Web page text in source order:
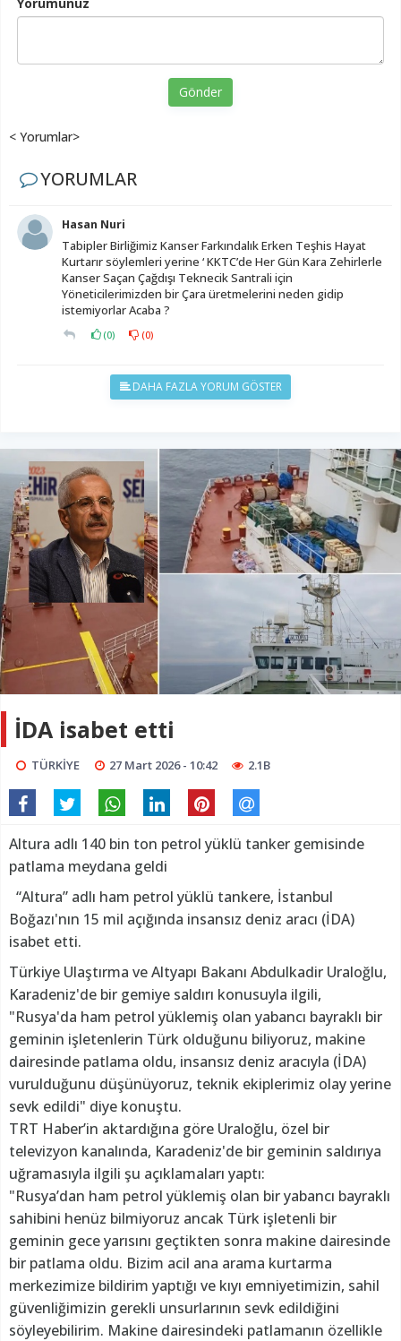
Yorumunuz
Gönder
< Yorumlar>
YORUMLAR
Hasan Nuri
Tabipler Birliğimiz Kanser Farkındalık Erken Teşhis Hayat
Kurtarır söylemleri yerine ‘ KKTC’de Her Gün Kara Zehirlerle
Kanser Saçan Çağdışı Teknecik Santrali için
Yöneticilerimizden bir Çara üretmelerini neden gidip
istemiyorlar Acaba ?
(0) (0)
DAHA FAZLA YORUM GÖSTER
İDA isabet etti
TÜRKİYE 27 Mart 2026 - 10:42 2.1B
Altura adlı 140 bin ton petrol yüklü tanker gemisinde
patlama meydana geldi
“Altura” adlı ham petrol yüklü tankere, İstanbul
Boğazı'nın 15 mil açığında insansız deniz aracı (İDA)
isabet etti.
Türkiye Ulaştırma ve Altyapı Bakanı Abdulkadir Uraloğlu,
Karadeniz'de bir gemiye saldırı konusuyla ilgili,
"Rusya'da ham petrol yüklemiş olan yabancı bayraklı bir
geminin işletenlerin Türk olduğunu biliyoruz, makine
dairesinde patlama oldu, insansız deniz aracıyla (İDA)
vurulduğunu düşünüyoruz, teknik ekiplerimiz olay yerine
sevk edildi" diye konuştu.
TRT Haber’in aktardığına göre Uraloğlu, özel bir
televizyon kanalında, Karadeniz'de bir geminin saldırıya
uğramasıyla ilgili şu açıklamaları yaptı:
"Rusya’dan ham petrol yüklemiş olan bir yabancı bayraklı
sahibini henüz bilmiyoruz ancak Türk işletenli bir
geminin gece yarısını geçtikten sonra makine dairesinde
bir patlama oldu. Bizim acil ana arama kurtarma
merkezimize bildirim yaptığı ve kıyı emniyetimizin, sahil
güvenliğimizin gerekli unsurlarının sevk edildiğini
söyleyebilirim. Makine dairesindeki patlamanın özellikle